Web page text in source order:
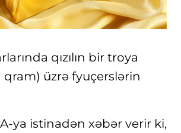
qızılın bir troya
qram) üzrə fyuçerslərin
ya istinadən xəbər verir ki,